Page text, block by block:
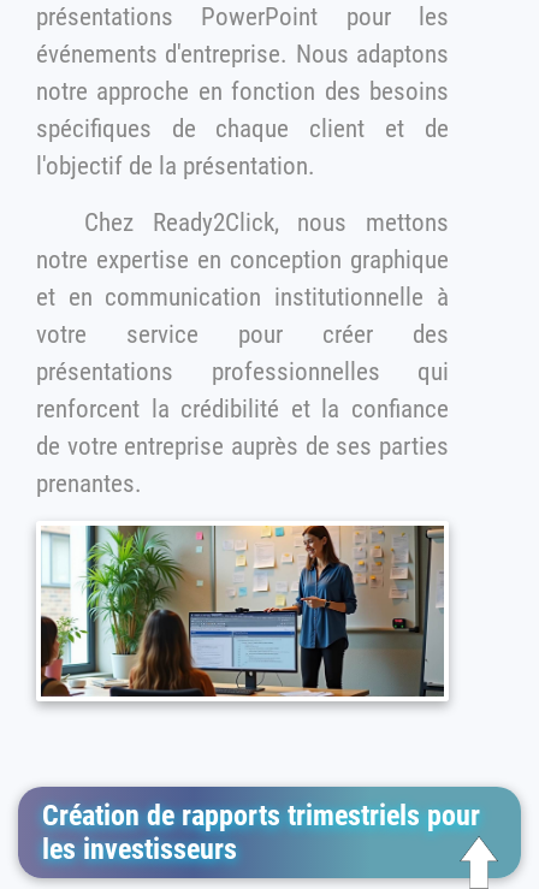
présentations PowerPoint pour les
événements d'entreprise. Nous adaptons
notre approche en fonction des besoins
spécifiques de chaque client et de
l'objectif de la présentation.
Chez Ready2Click, nous mettons
notre expertise en conception graphique
et en communication institutionnelle à
votre service pour créer des
présentations professionnelles qui
renforcent la crédibilité et la confiance
de votre entreprise auprès de ses parties
prenantes.
Création de rapports trimestriels pour
les investisseurs